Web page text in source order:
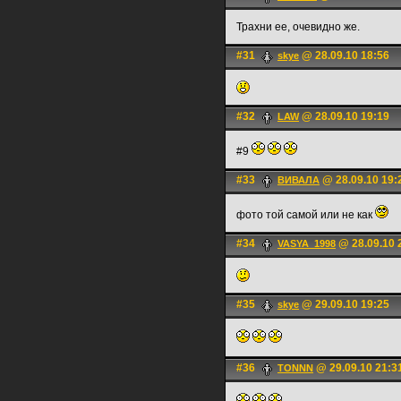
Трахни ее, очевидно же.
#31 skye @ 28.09.10 18:56
#32 LAW@ 28.09.10 19:19
#9
#33 ВИВАЛА @ 28.09.10
фото той самой или не как
#34 VASYA_1998 @ 28.09.10
#35 skye @ 29.09.10 19:25
#36 TONNN @ 29.09.10